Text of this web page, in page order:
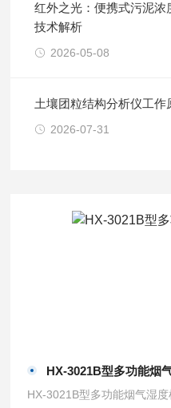
红外之光：便携式污泥浓
技术解析
2026-05-08
土壤团粒结构分析仪工作
2026-07-31
HX-3021B型多功能烟
HX-3021B型多功能烟气湿